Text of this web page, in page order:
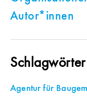
Autor*innen
Schlagwörter
Agentur für